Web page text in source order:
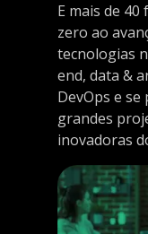
E mais de
zero ao
tecnologias
end, data &
DevOps e
grandes
inovadoras